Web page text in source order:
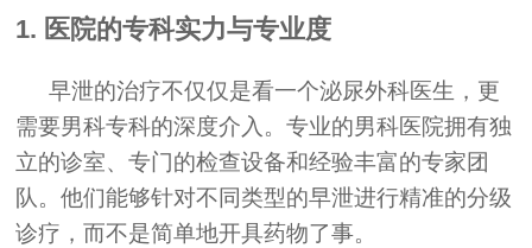
1. 医院的专科实力与专业度
早泄的治疗不仅仅是看一个泌尿外科医生，更
需要男科专科的深度介入。专业的男科医院拥有独
立的诊室、专门的检查设备和经验丰富的专家团
队。他们能够针对不同类型的早泄进行精准的分级
诊疗，而不是简单地开具药物了事。